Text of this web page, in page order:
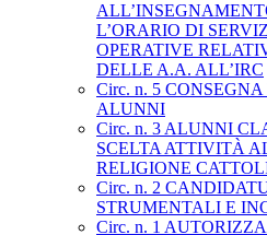
L’ORARIO DI
OPERATIVE
DELLE A.A. ALL’IRC
Circ. n. 5
ALUNNI
Circ. n. 3 ALUNNI
SCELTA ATTIVITÀ
RELIGIONE
Circ. n. 2
STRUMENTALI E
Circ. n. 1